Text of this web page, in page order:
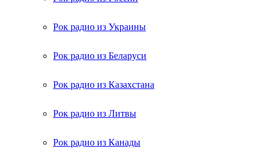
Рок радио из Украины
Рок радио из Беларуси
Рок радио из Казахстана
Рок радио из Литвы
Рок радио из Канады